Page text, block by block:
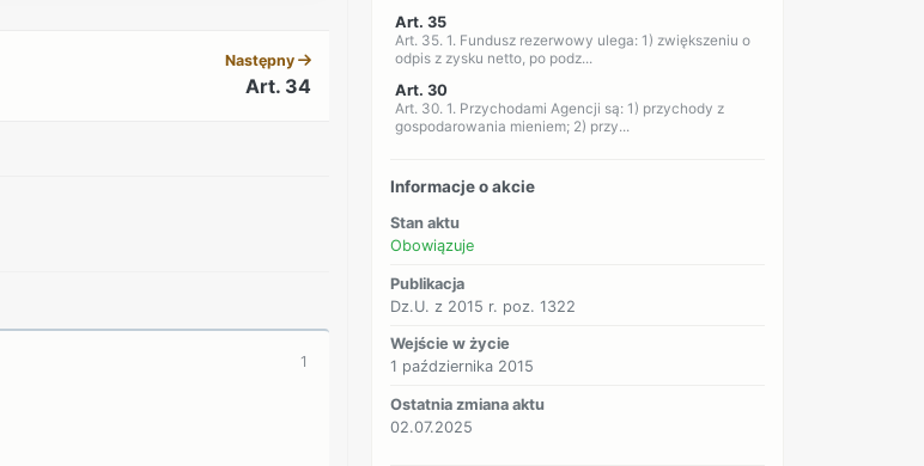
Następny
Art. 34
1
Art. 35
Art. 35. 1. Fundusz rezerwowy ulega: 1) zwiększeniu o
odpis z zysku netto, po podz...
Art. 30
Art. 30. 1. Przychodami Agencji są: 1) przychody z
gospodarowania mieniem; 2) przy...
Informacje o akcie
Stan aktu
Obowiązuje
Publikacja
Dz.U. z 2015 r. poz. 1322
Wejście w życie
1 października 2015
Ostatnia zmiana aktu
02.07.2025